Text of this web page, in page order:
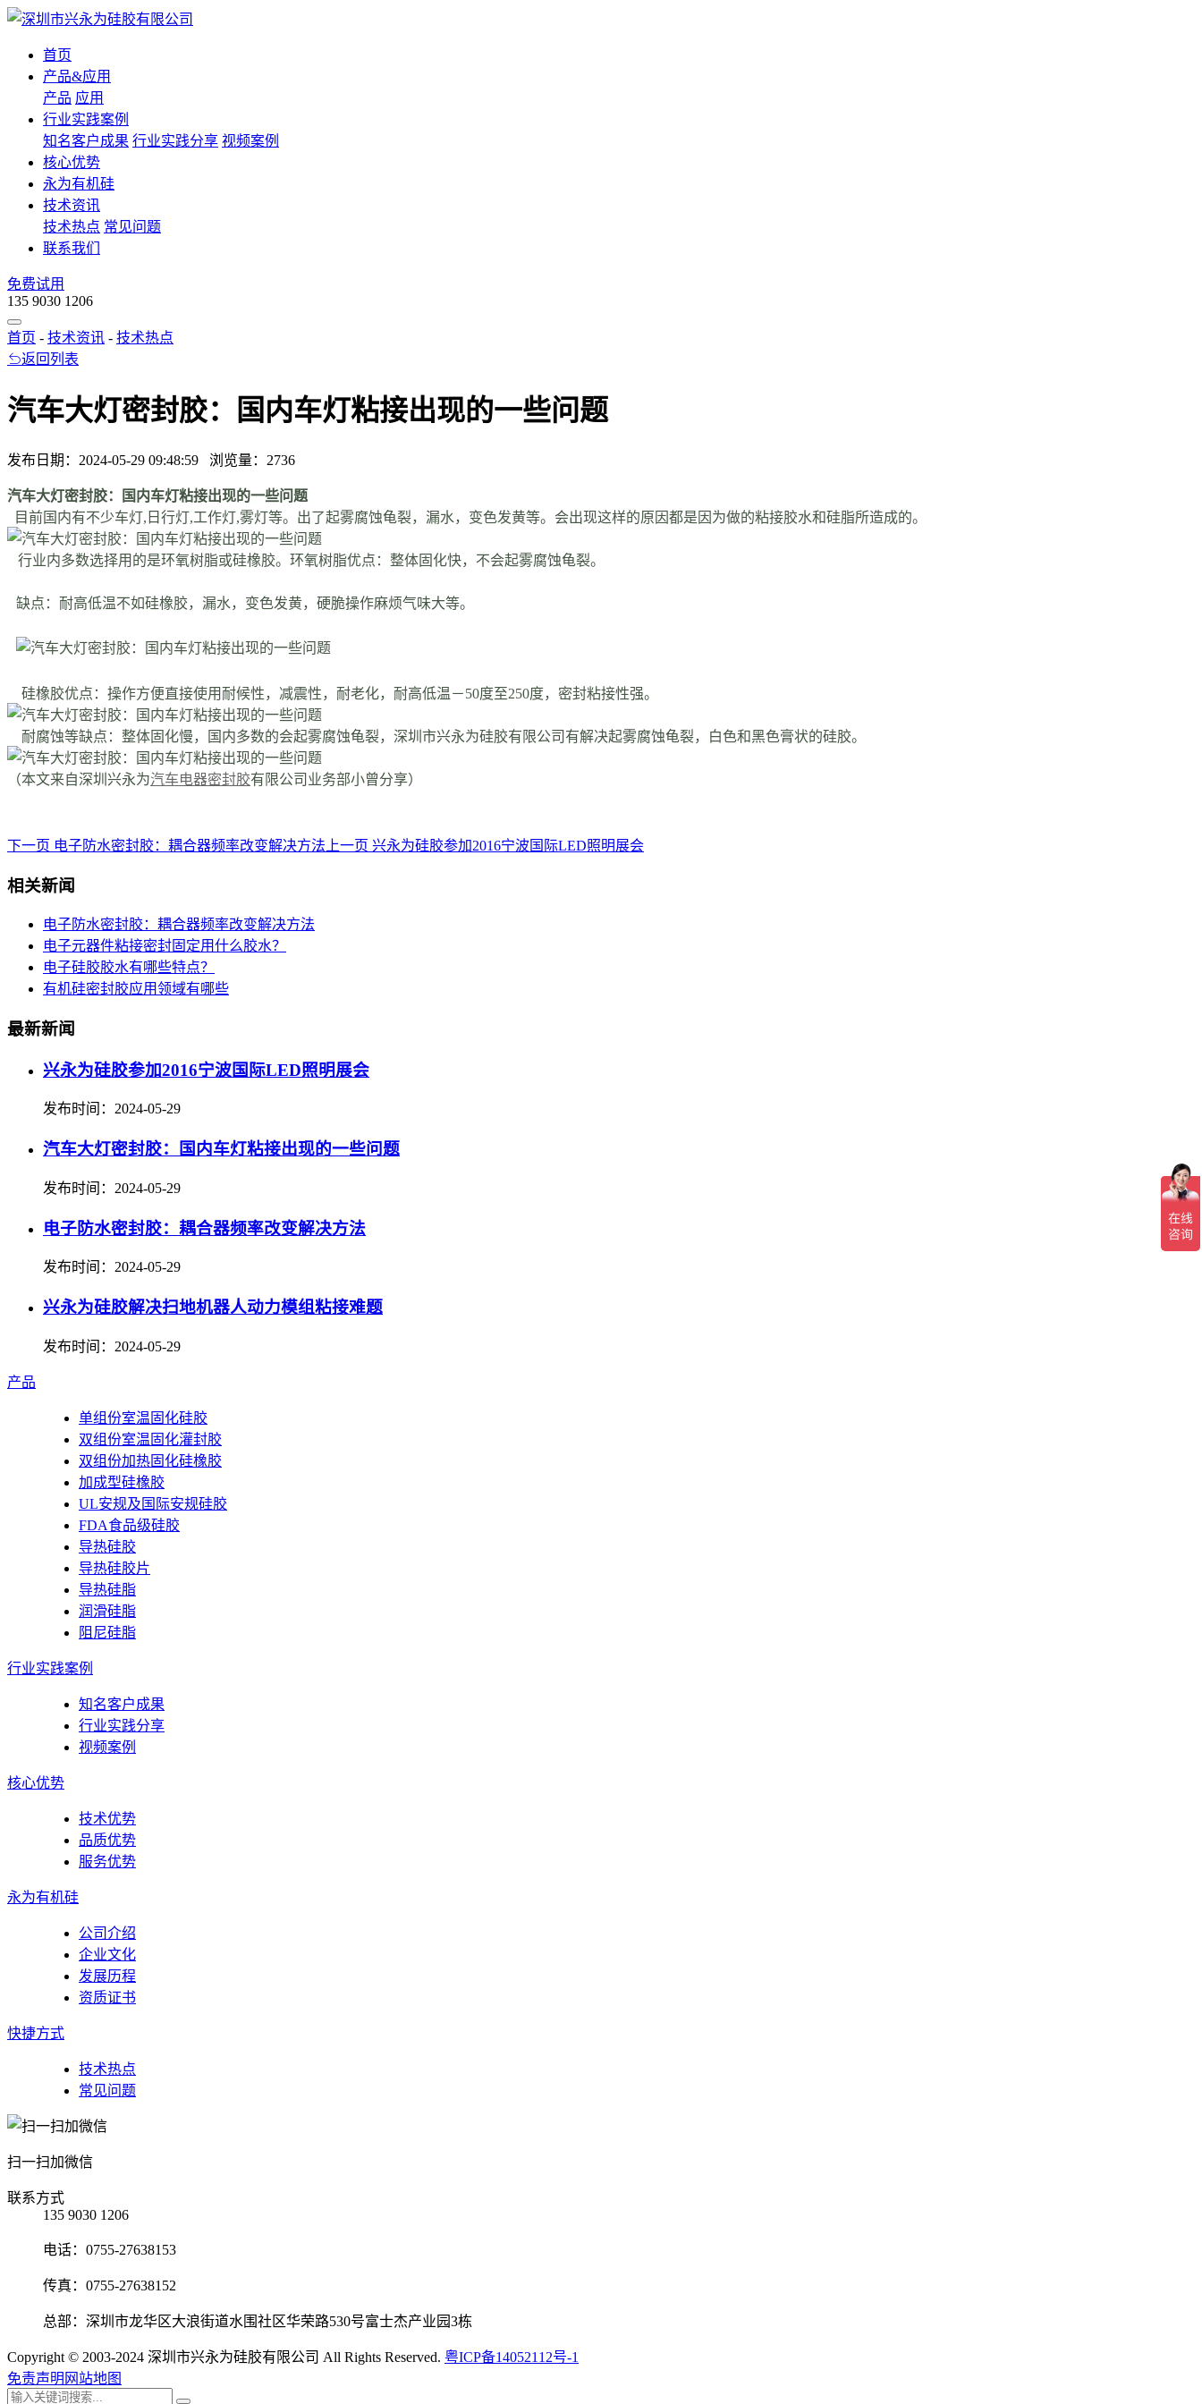
首页
产品&应用
产品 应用
行业实践案例
知名客户成果 行业实践分享 视频案例
核心优势
永为有机硅
技术资讯
技术热点 常见问题
联系我们
免费试用
135 9030 1206
首页 - 技术资讯 - 技术热点
返回列表
汽车大灯密封胶：国内车灯粘接出现的一些问题
发布日期：2024-05-29 09:48:59 浏览量： 2736
汽车大灯密封胶：国内车灯粘接出现的一些问题
目前国内有不少车灯,日行灯,工作灯,雾灯等。出了起雾腐蚀龟裂，漏水，变色发黄等。会出现这样的原因都是因为做的粘接胶水和硅脂所造成的。
行业内多数选择用的是环氧树脂或硅橡胶。环氧树脂优点：整体固化快，不会起雾腐蚀龟裂。
缺点：耐高低温不如硅橡胶，漏水，变色发黄，硬脆操作麻烦气味大等。
硅橡胶优点：操作方便直接使用耐候性，减震性，耐老化，耐高低温－50度至250度，密封粘接性强。
耐腐蚀等缺点：整体固化慢，国内多数的会起雾腐蚀龟裂，深圳市兴永为硅胶有限公司有解决起雾腐蚀龟裂，白色和黑色膏状的硅胶。
（本文来自深圳兴永为汽车电器密封胶有限公司业务部小曾分享）
下一页 电子防水密封胶：耦合器频率改变解决方法 上一页 兴永为硅胶参加2016宁波国际LED照明展会
相关新闻
电子防水密封胶：耦合器频率改变解决方法
电子元器件粘接密封固定用什么胶水？
电子硅胶胶水有哪些特点？
有机硅密封胶应用领域有哪些
最新新闻
兴永为硅胶参加2016宁波国际LED照明展会
发布时间：2024-05-29
汽车大灯密封胶：国内车灯粘接出现的一些问题
发布时间：2024-05-29
电子防水密封胶：耦合器频率改变解决方法
发布时间：2024-05-29
兴永为硅胶解决扫地机器人动力模组粘接难题
发布时间：2024-05-29
产品
单组份室温固化硅胶
双组份室温固化灌封胶
双组份加热固化硅橡胶
加成型硅橡胶
UL安规及国际安规硅胶
FDA食品级硅胶
导热硅胶
导热硅胶片
导热硅脂
润滑硅脂
阻尼硅脂
行业实践案例
知名客户成果
行业实践分享
视频案例
核心优势
技术优势
品质优势
服务优势
永为有机硅
公司介绍
企业文化
发展历程
资质证书
快捷方式
技术热点
常见问题
扫一扫加微信
联系方式
135 9030 1206
电话：0755-27638153
传真：0755-27638152
总部：深圳市龙华区大浪街道水围社区华荣路530号富士杰产业园3栋
Copyright © 2003-2024 深圳市兴永为硅胶有限公司 All Rights Reserved. 粤ICP备14052112号-1
免责声明 网站地图